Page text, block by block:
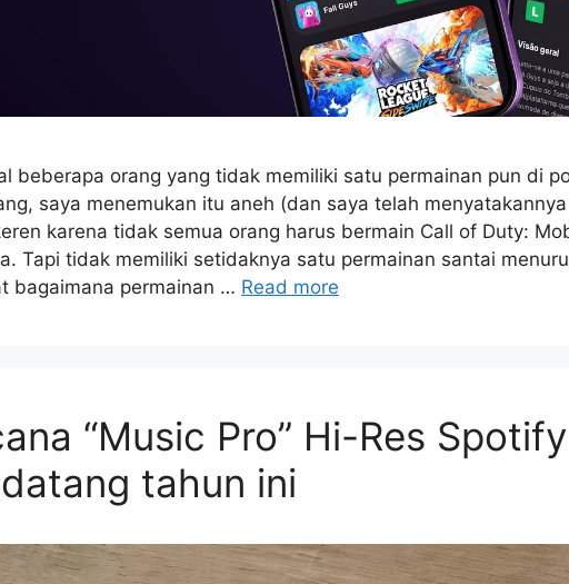
beberapa orang yang tidak memiliki satu permainan pun di
saya menemukan itu aneh (dan saya telah
karena tidak semua orang harus bermain Call of Duty:
Tapi tidak memiliki setidaknya satu permainan santai
bagaimana permainan … Read more
“Music Pro” Hi-Res
tahun ini